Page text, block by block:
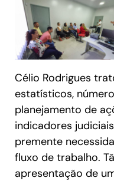
Célio Rodrigues
estatísticos,
planejamento de
indicadores
premente
fluxo de trabalho.
apresentação de